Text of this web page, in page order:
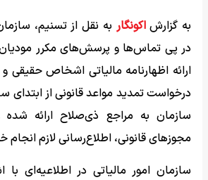
به گزارشاکونگار به نقل از تسنیم،
در پی تماس‌ها و پرسش‌های مکرر مودیان
ارائه اظهارنامه مالیاتی اشخاص حقیقی
درخواست تمدید مواعد قانونی از ابتدای
سازمان به مراجع ذی‌صلاح ارائه
مجوزهای قانونی، اطلاع‌رسانی لازم
سازمان امور مالیاتی در اطلاعیه‌ای با